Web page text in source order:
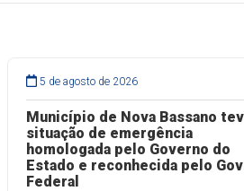
5 de agosto de 2026
Município de Nova Bassano
situação de emergência
homologada pelo Governo do
Estado e reconhecida pelo
Federal